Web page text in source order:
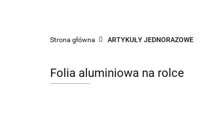
Strona główna ARTYKUŁY JEDNORAZOWE
Folia aluminiowa na rolce